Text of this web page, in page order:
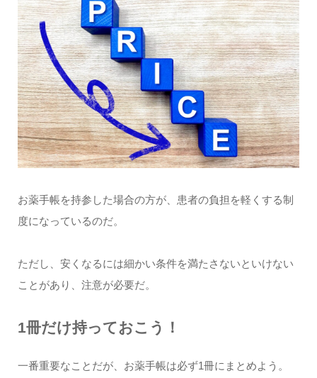
お薬手帳を持参した場合の方が、患者の負担を軽くする制
度になっているのだ。
ただし、安くなるには細かい条件を満たさないといけない
ことがあり、注意が必要だ。
1冊だけ持っておこう！
一番重要なことだが、お薬手帳は必ず1冊にまとめよう。